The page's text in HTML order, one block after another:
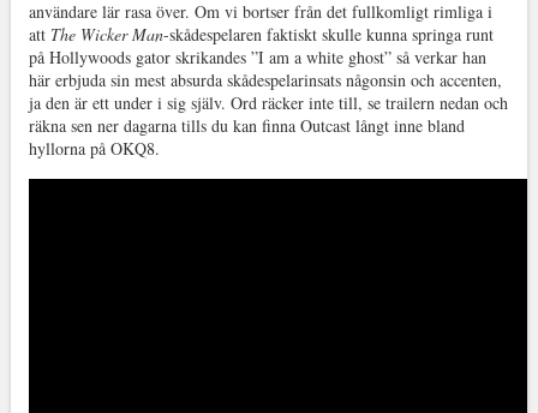
användare lär rasa över. Om vi bortser från det fullkomligt rimliga i
att The Wicker Man-skådespelaren faktiskt skulle kunna springa runt
på Hollywoods gator skrikandes ”I am a white ghost” så verkar han
här erbjuda sin mest absurda skådespelarinsats någonsin och accenten,
ja den är ett under i sig själv. Ord räcker inte till, se trailern nedan och
räkna sen ner dagarna tills du kan finna Outcast långt inne bland
hyllorna på OKQ8.